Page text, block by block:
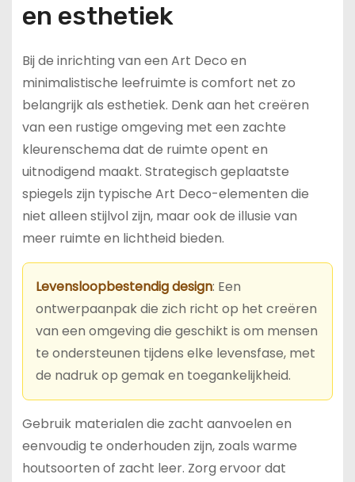
en esthetiek
Bij de inrichting van een Art Deco en
minimalistische leefruimte is comfort net zo
belangrijk als esthetiek. Denk aan het creëren
van een rustige omgeving met een zachte
kleurenschema dat de ruimte opent en
uitnodigend maakt. Strategisch geplaatste
spiegels zijn typische Art Deco-elementen die
niet alleen stijlvol zijn, maar ook de illusie van
meer ruimte en lichtheid bieden.
Levensloopbestendig design: Een
ontwerpaanpak die zich richt op het creëren
van een omgeving die geschikt is om mensen
te ondersteunen tijdens elke levensfase, met
de nadruk op gemak en toegankelijkheid.
Gebruik materialen die zacht aanvoelen en
eenvoudig te onderhouden zijn, zoals warme
houtsoorten of zacht leer. Zorg ervoor dat